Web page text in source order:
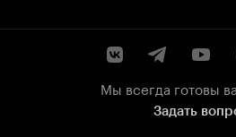
Мы всегда готовы
Задать